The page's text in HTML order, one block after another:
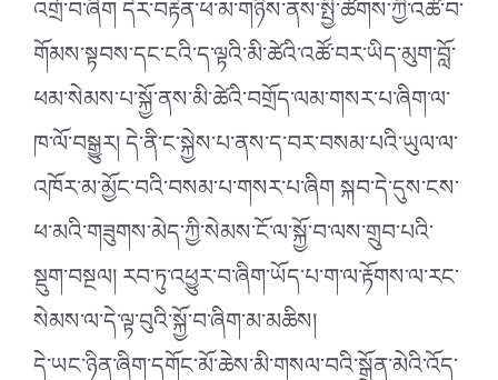
འགྲོ་བ་ཞིག དེར་བརྟེན་ཕ་མ་གཉིས་ནས་སྤྱི་ཚོགས་ཀྱི་འཚོ་བ་
གོམས་སྟབས་དང་ངའི་ད་ལྟའི་མི་ཚེའི་འཚོ་བར་ཡིད་མུག་བློ་
ཕམ་སེམས་པ་སྐྱོ་ནས་མི་ཚེའི་བགྲོད་ལམ་གསར་པ་ཞིག་ལ་
ཁ་ལོ་བསྒྱུར། དེ་ནི་ང་སྐྱེས་པ་ནས་ད་བར་བསམ་པའི་ཡུལ་ལ་
འཁོར་མ་མྱོང་བའི་བསམ་པ་གསར་པ་ཞིག སྐབ་དེ་དུས་ངས་
ཕ་མའི་གཟུགས་མེད་ཀྱི་སེམས་ངོ་ལ་སྐྱོ་བ་ལས་གྲུབ་པའི་
སྡུག་བསྔལ། རབ་ཏུ་འཕྱུར་བ་ཞིག་ཡོད་པ་ག་ལ་རྟོགས་ལ་རང་
སེམས་ལ་དེ་ལྟ་བུའི་སྐྱོ་བ་ཞིག་མ་མཆིས།